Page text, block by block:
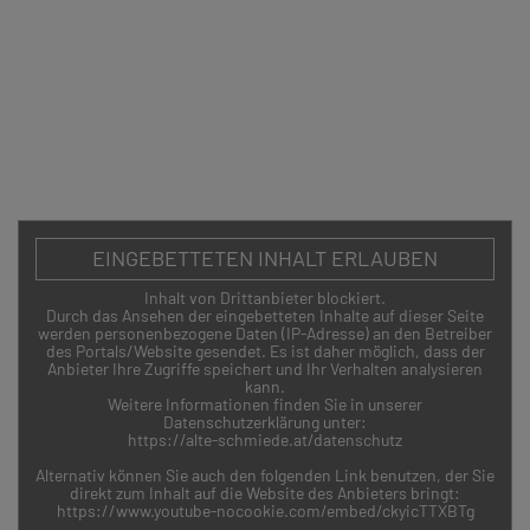
EINGEBETTETEN INHALT ERLAUBEN
Inhalt von Drittanbieter blockiert.
Durch das Ansehen der eingebetteten Inhalte auf dieser Seite
werden personenbezogene Daten (IP-Adresse) an den Betreiber
des Portals/Website gesendet. Es ist daher möglich, dass der
Anbieter Ihre Zugriffe speichert und Ihr Verhalten analysieren
kann.
Weitere Informationen finden Sie in unserer
Datenschutzerklärung unter:
https://alte-schmiede.at/datenschutz
Alternativ können Sie auch den folgenden Link benutzen, der Sie
direkt zum Inhalt auf die Website des Anbieters bringt:
https://www.youtube-nocookie.com/embed/ckyicTTXBTg
ZURÜCK
© Alte Schmiede Kunstverein Wien,
Schönlaterngasse 9, 1010 Wien //
Impressum // Datenschutz
Mit besonderer
Förderung der
Kulturabteilung der
Stadt Wien